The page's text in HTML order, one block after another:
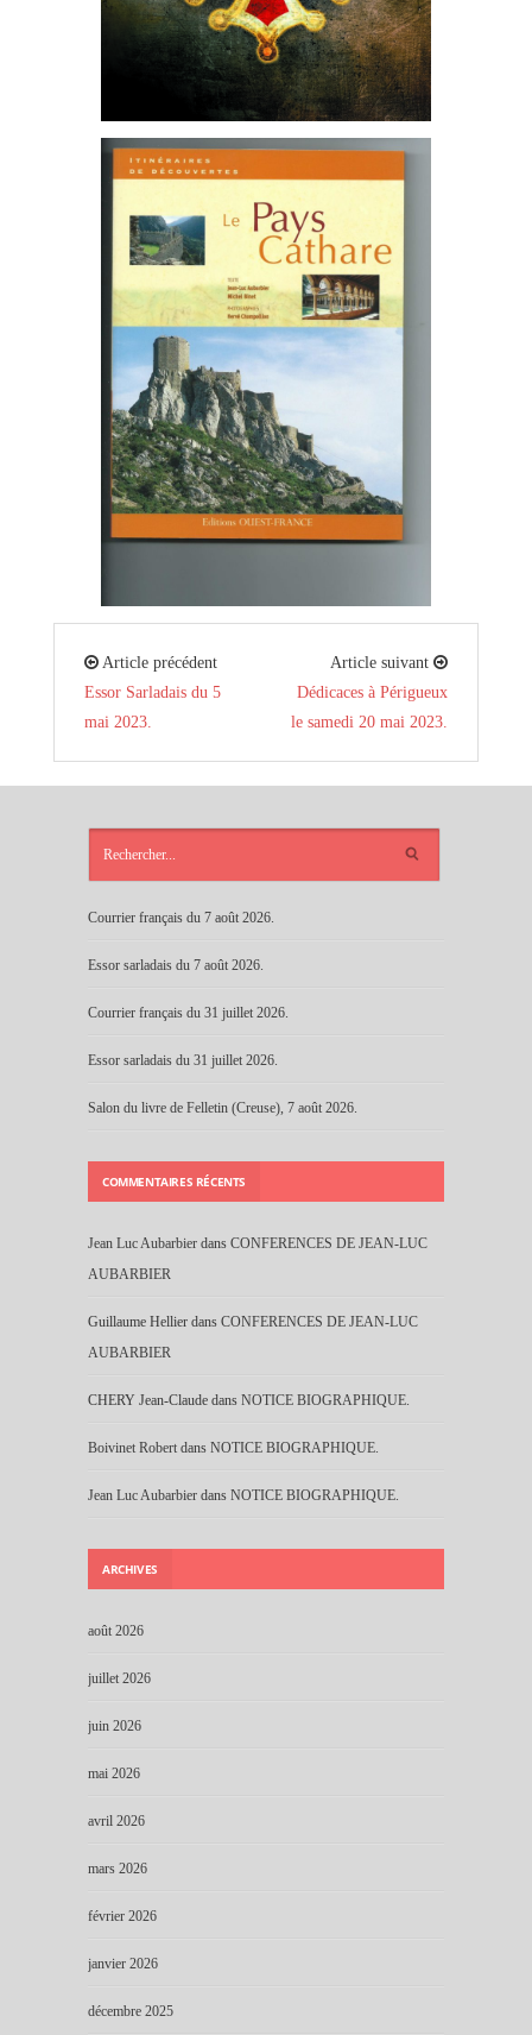
Article précédent
Essor Sarladais du 5
mai 2023.
Article suivant
Dédicaces à Périgueux
le samedi 20 mai 2023.
Courrier français du 7 août 2026.
Essor sarladais du 7 août 2026.
Courrier français du 31 juillet 2026.
Essor sarladais du 31 juillet 2026.
Salon du livre de Felletin (Creuse), 7 août 2026.
COMMENTAIRES RÉCENTS
Jean Luc Aubarbier dans CONFERENCES DE JEAN-LUC
AUBARBIER
Guillaume Hellier dans CONFERENCES DE JEAN-LUC
AUBARBIER
CHERY Jean-Claude dans NOTICE BIOGRAPHIQUE.
Boivinet Robert dans NOTICE BIOGRAPHIQUE.
Jean Luc Aubarbier dans NOTICE BIOGRAPHIQUE.
ARCHIVES
août 2026
juillet 2026
juin 2026
mai 2026
avril 2026
mars 2026
février 2026
janvier 2026
décembre 2025